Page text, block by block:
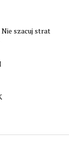
Nie szacuj strat